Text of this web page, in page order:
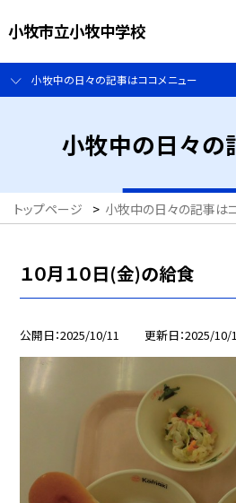
小牧市立小牧中学校
小牧中の日々の記事はココメニュー
小牧中の日々の
トップページ > 小牧中の日々の記事は
１０月１０日(金)の給食
公開日 2025/10/11 更新日 2025/10/